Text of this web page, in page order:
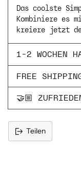
Das coolste
Kombiniere es
kreiere jetzt
1-2 WOCHEN
FREE
🤝🏼
Teilen